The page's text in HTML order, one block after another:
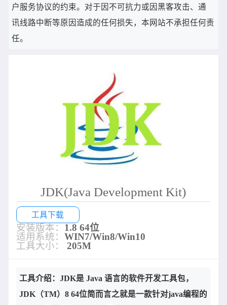
户服务协议的约束。对于因不可抗力或因黑客攻击、通
讯线路中断等原因造成的任何损失，本网站不承担任何责
任。
JDK(Java Development Kit)
工具下载
安装版本： 1.8 64位
适用系统：WIN7/Win8/Win10
工具大小：205M
工具介绍：JDK是 Java 语言的软件开发工具包，
JDK（TM）8 64位简而言之就是一款针对java编程的